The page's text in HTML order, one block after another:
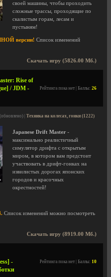
своей машины, чтобы проходить
сложные трассы, проходящие по
скалистым горам, лесам и
пустыням!
версии! Список изменений
Скачать игру (5826.00 Мб.)
Rise of
/ JDM -
Рейтинга пока нет | Баллы: 26
| Техника на колесах, гонки (1222)
Japanese Drift Master -
максимально реалистичный
симулятор дрифта с открытым
миром, в котором вам предстоит
участвовать в дрифт-гонках на
извилистых дорогах японских
городов и красочных
окрестностей!
Список изменений можно посмотреть
Скачать игру (8919.00 Мб.)
-
Рейтинга пока нет | Баллы: 10